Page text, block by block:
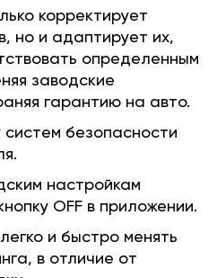
корректирует
но и адаптирует их,
определенным
заводские
гарантию на авто.
безопасности
настройкам
OFF в приложении.
и быстро менять
в отличие от